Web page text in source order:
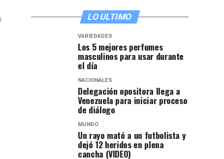
LO ULTIMO
VARIEDADES
Los 5 mejores perfumes
masculinos para usar durante
el día
NACIONALES
Delegación opositora llega a
Venezuela para iniciar proceso
de diálogo
MUNDO
Un rayo mató a un futbolista y
dejó 12 heridos en plena
cancha (VIDEO)